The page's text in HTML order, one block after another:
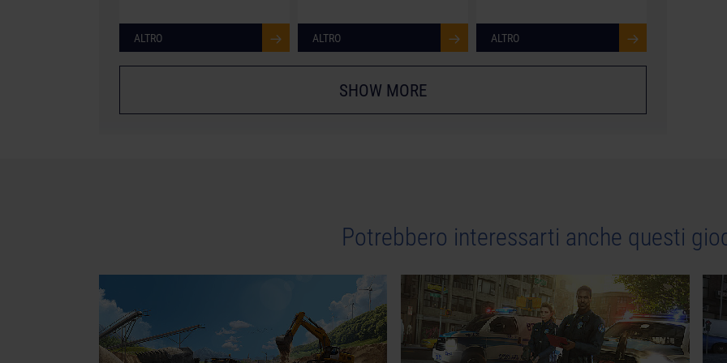
ALTRO ALTRO ALTRO
SHOW MORE
Potrebbero interessarti anche questi